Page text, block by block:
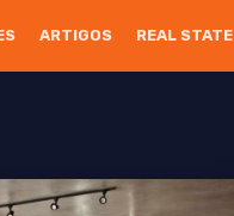
ARTIGOS REAL STATE